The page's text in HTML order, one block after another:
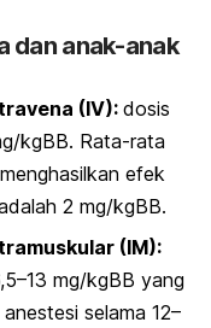
dan anak-anak
(IV): dosis
kgBB. Rata-rata
efek
2 mg/kgBB.
(IM):
mg/kgBB yang
selama 12–